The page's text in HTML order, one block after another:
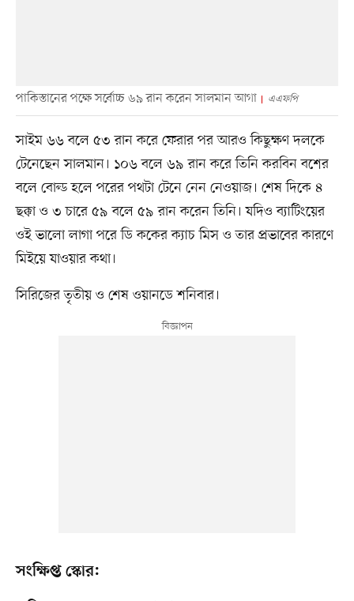
পাকিস্তানের পক্ষে সর্বোচ্চ ৬৯ রান করেন সালমান আগা এএফপি
সাইম ৬৬ বলে ৫৩ রান করে ফেরার পর আরও কিছুক্ষণ দলকে
টেনেছেন সালমান। ১০৬ বলে ৬৯ রান করে তিনি করবিন বশের
বলে বোল্ড হলে পরের পথটা টেনে নেন নেওয়াজ। শেষ দিকে ৪
ছক্কা ও ৩ চারে ৫৯ বলে ৫৯ রান করেন তিনি। যদিও ব্যাটিংয়ের
ওই ভালো লাগা পরে ডি ককের ক্যাচ মিস ও তার প্রভাবের কারণে
মিইয়ে যাওয়ার কথা।
সিরিজের তৃতীয় ও শেষ ওয়ানডে শনিবার।
সংক্ষিপ্ত স্কোর: